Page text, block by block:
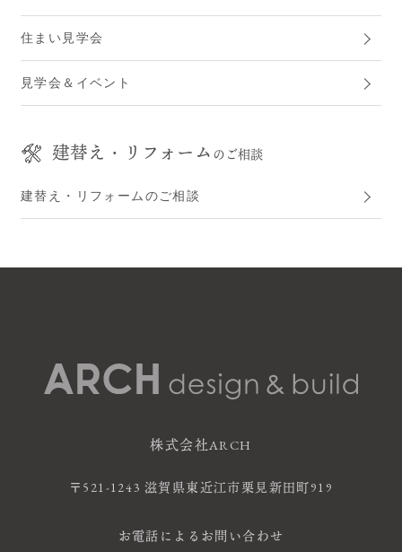
住まい見学会
見学会＆イベント
建替え・リフォーム のご相談
建替え・リフォームのご相談
株式会社ARCH
〒521-1243 滋賀県東近江市栗見新田町919
お電話によるお問い合わせ